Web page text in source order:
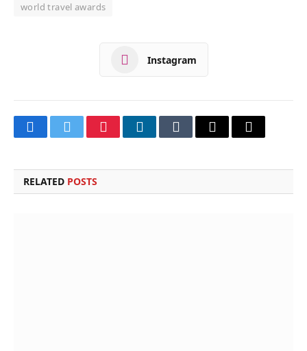
world travel awards
Instagram
FacebookTwitterPinterestLinkedInTumblrEmail
Copy
RELATED POSTS